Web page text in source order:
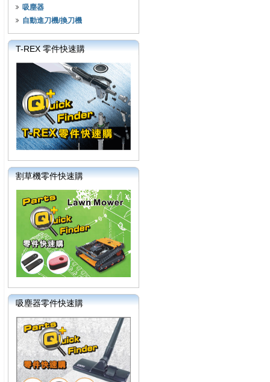
吸塵器
自動進刀機/換刀機
T-REX 零件快速購
割草機零件快速購
吸塵器零件快速購